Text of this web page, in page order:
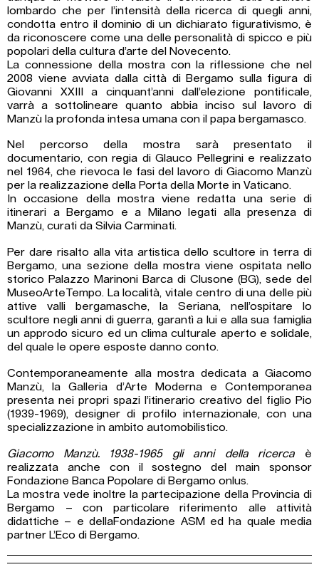
lombardo che per l’intensità della ricerca di quegli anni,
condotta entro il dominio di un dichiarato figurativismo, è
da riconoscere come una delle personalità di spicco e più
popolari della cultura d’arte del Novecento.
La connessione della mostra con la riflessione che nel
2008 viene avviata dalla città di Bergamo sulla figura di
Giovanni XXIII a cinquant’anni dall’elezione pontificale,
varrà a sottolineare quanto abbia inciso sul lavoro di
Manzù la profonda intesa umana con il papa bergamasco.
Nel percorso della mostra sarà presentato il
documentario, con regia di Glauco Pellegrini e realizzato
nel 1964, che rievoca le fasi del lavoro di Giacomo Manzù
per la realizzazione della Porta della Morte in Vaticano.
In occasione della mostra viene redatta una serie di
itinerari a Bergamo e a Milano legati alla presenza di
Manzù, curati da Silvia Carminati.
Per dare risalto alla vita artistica dello scultore in terra di
Bergamo, una sezione della mostra viene ospitata nello
storico Palazzo Marinoni Barca di Clusone (BG), sede del
MuseoArteTempo. La località, vitale centro di una delle più
attive valli bergamasche, la Seriana, nell’ospitare lo
scultore negli anni di guerra, garantì a lui e alla sua famiglia
un approdo sicuro ed un clima culturale aperto e solidale,
del quale le opere esposte danno conto.
Contemporaneamente alla mostra dedicata a Giacomo
Manzù, la Galleria d’Arte Moderna e Contemporanea
presenta nei propri spazi l’itinerario creativo del figlio Pio
(1939-1969), designer di profilo internazionale, con una
specializzazione in ambito automobilistico.
Giacomo Manzù. 1938-1965 gli anni della ricerca è
realizzata anche con il sostegno del main sponsor
Fondazione Banca Popolare di Bergamo onlus.
La mostra vede inoltre la partecipazione della Provincia di
Bergamo – con particolare riferimento alle attività
didattiche – e dellaFondazione ASM ed ha quale media
partner L’Eco di Bergamo.